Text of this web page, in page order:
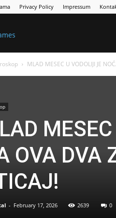
Privacy Policy Impressum
MLAD MESEC U VODOLIJI JE
OVA DVA
- February 17, 2026 2639 0